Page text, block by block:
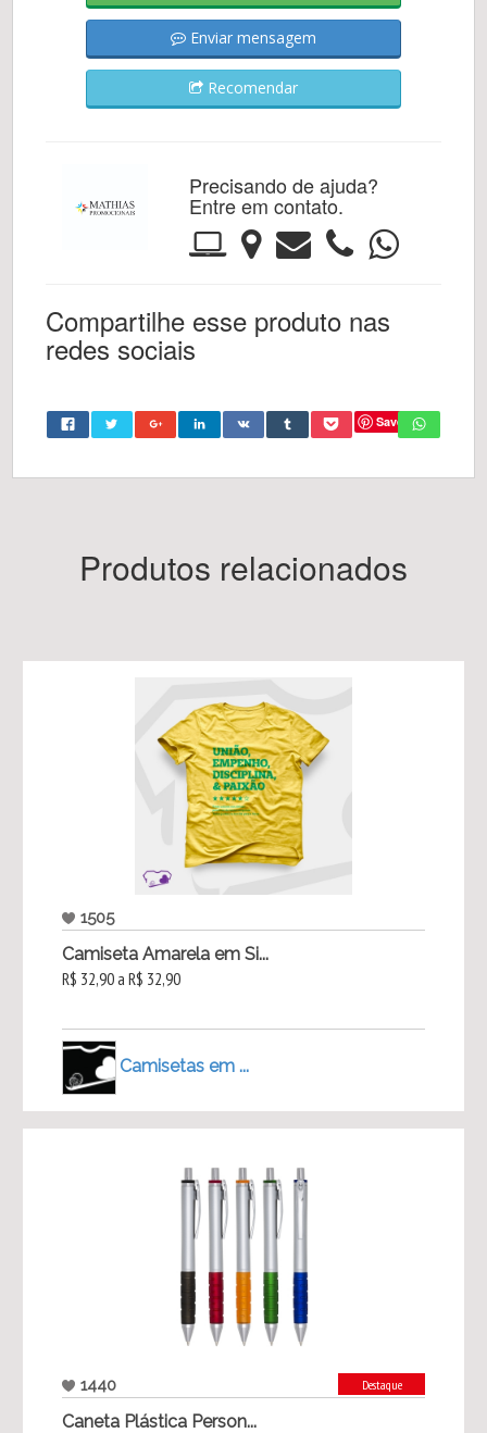
Enviar mensagem
Recomendar
Precisando de ajuda?
Entre em contato.
Compartilhe esse produto nas
redes sociais
Save
Produtos relacionados
1505
Camiseta Amarela em Si...
R$ 32,90 a R$ 32,90
Camisetas em ...
1440 Destaque
Caneta Plástica Person...